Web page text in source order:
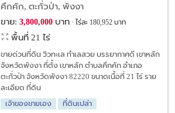
คึกคัก, ตะกั่วป่า, พังงา
ขาย: 3,800,000บาท ไร่ละ 180,952 บาท
พื้นที่ 21 ไร่
ขายด่วนที่ดิน วิวทะเล ทำเลสวย บรรยากาศดี เขาหลัก
จังหวัดพังงา ที่ตั้ง เขาหลัก ตำบลคึกคัก อำเภอ
ตะกั่วป่า จังหวัดพังงา 82220 ขนาดเนื้อที่ 21 ไร่ ราย
ละเอียด ที่ดิน
เจ้าของขายเอง
ที่ดินเปล่า